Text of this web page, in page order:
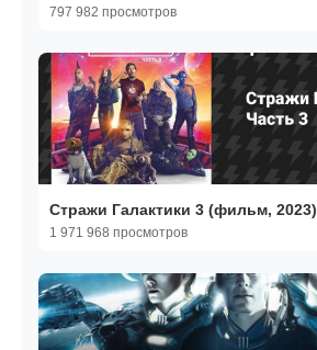
797 982 просмотров
Стражи Галактики 3 (фильм, 2023)
1 971 968 просмотров